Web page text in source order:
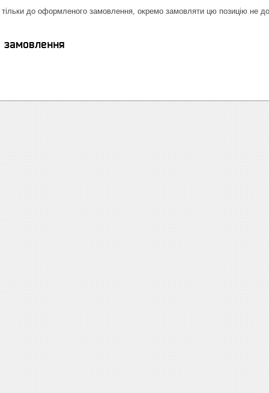
до оформленого замовлення, окремо замовляти цю позицію не
замовлення